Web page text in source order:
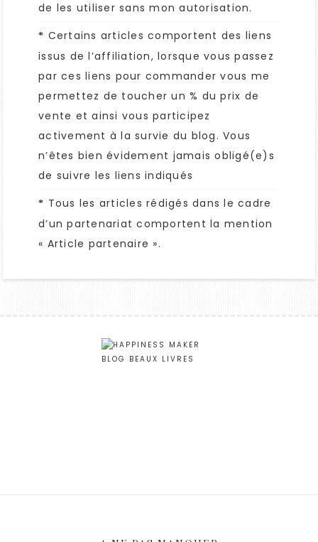
de les utiliser sans mon autorisation.
* Certains articles comportent des liens
issus de l’affiliation, lorsque vous passez
par ces liens pour commander vous me
permettez de toucher un % du prix de
vente et ainsi vous participez
activement à la survie du blog. Vous
n’êtes bien évidement jamais obligé(e)s
de suivre les liens indiqués
* Tous les articles rédigés dans le cadre
d’un partenariat comportent la mention
« Article partenaire ».